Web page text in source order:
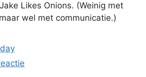
Likes Onions. (Weinig met
wel met communicatie.)